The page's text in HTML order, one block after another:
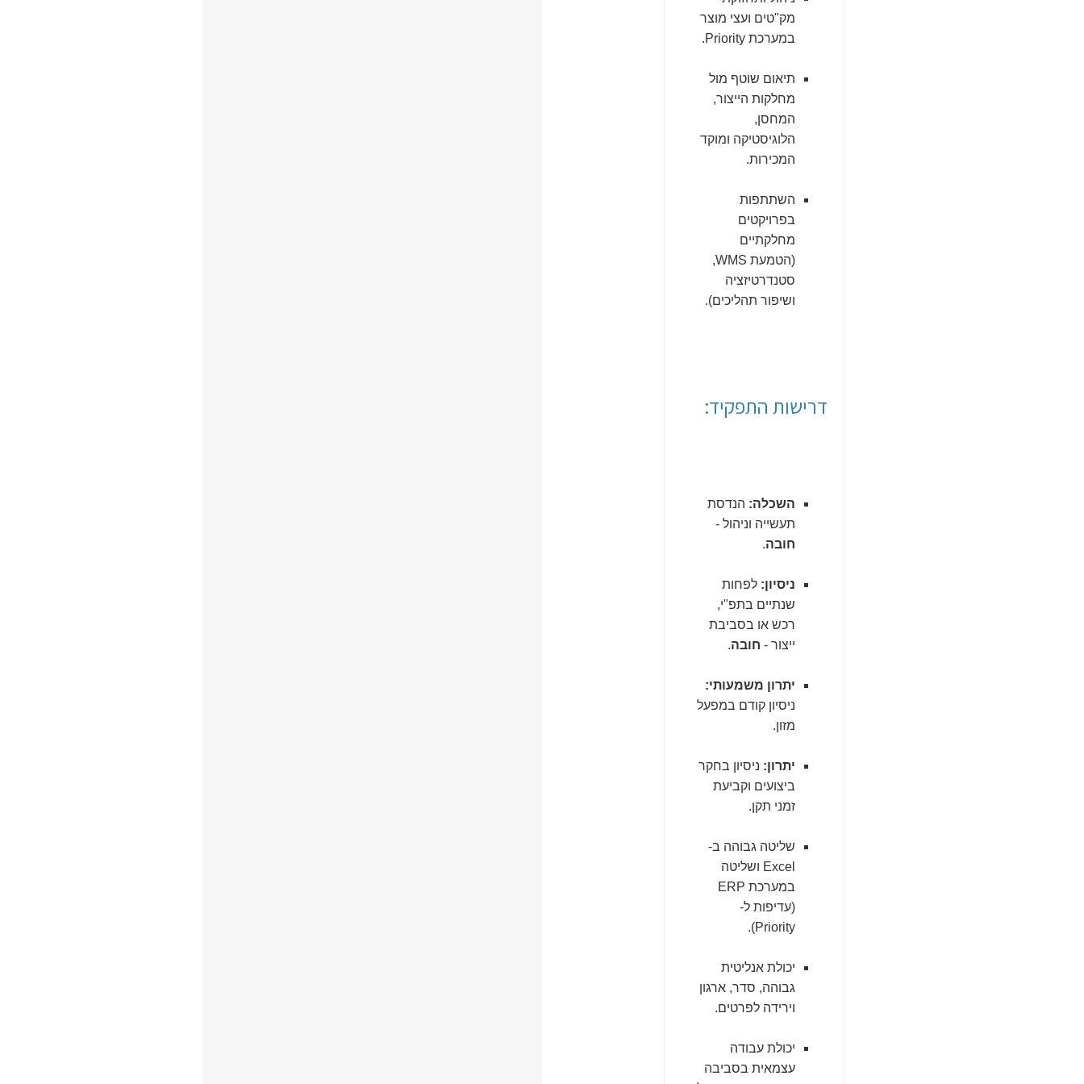
מק"טים ועצי מוצר
במערכת Priority.
תיאום שוטף מול
מחלקות הייצור,
המחסן,
הלוגיסטיקה ומוקד
המכירות.
השתתפות
בפרויקטים
מחלקתיים
(הטמעת WMS,
סטנדרטיזציה
ושיפור תהליכים).
דרישות התפקיד:
השכלה: הנדסת
תעשייה וניהול -
חובה.
ניסיון: לפחות
שנתיים בתפ"י,
רכש או בסביבת
ייצור - חובה.
יתרון משמעותי:
ניסיון קודם במפעל
מזון.
יתרון: ניסיון בחקר
ביצועים וקביעת
זמני תקן.
שליטה גבוהה ב-
Excel ושליטה
במערכת ERP
(עדיפות ל-
Priority).
יכולת אנליטית
גבוהה, סדר, ארגון
וירידה לפרטים.
יכולת עבודה
עצמאית בסביבה